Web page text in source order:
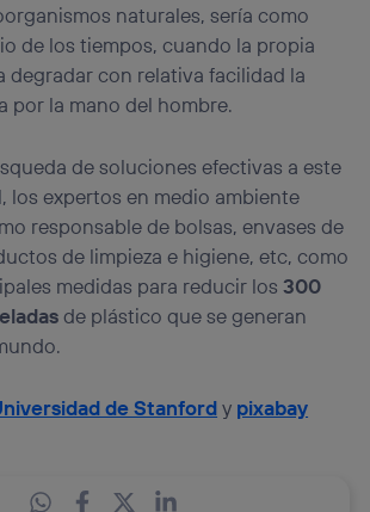
naturales, sería como
de los tiempos, cuando la propia
degradar con relativa facilidad la
por la mano del hombre.
de soluciones efectivas a este
los expertos en medio ambiente
responsable de bolsas, envases de
de limpieza e higiene, etc, como
medidas para reducir los300
de plástico que se generan
de Stanfordy pixabay